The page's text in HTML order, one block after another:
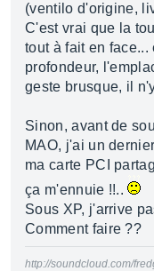
(ventilo d'origine,
C'est vrai que la
tout à fait en
profondeur,
geste brusque, il
Sinon, avant de
MAO, j'ai un
ma carte PCI
ça m'ennuie !!..
Sous XP, j'arrive
Comment faire ??
http://soundcloud.com/